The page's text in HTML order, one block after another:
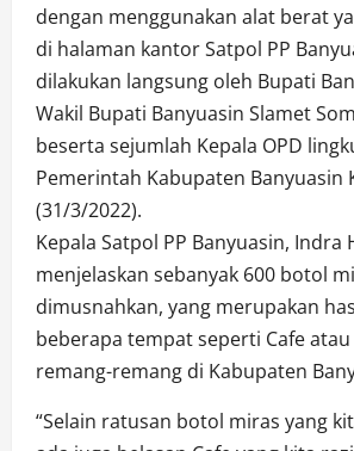
dengan menggunakan alat berat
di halaman kantor Satpol PP
dilakukan langsung oleh Bupati
Wakil Bupati Banyuasin Slamet
beserta sejumlah Kepala OPD
Pemerintah Kabupaten Banyuasin
(31/3/2022).
Kepala Satpol PP Banyuasin, Indra
menjelaskan sebanyak 600 botol
dimusnahkan, yang merupakan
beberapa tempat seperti Cafe
remang-remang di Kabupaten
“Selain ratusan botol miras yang